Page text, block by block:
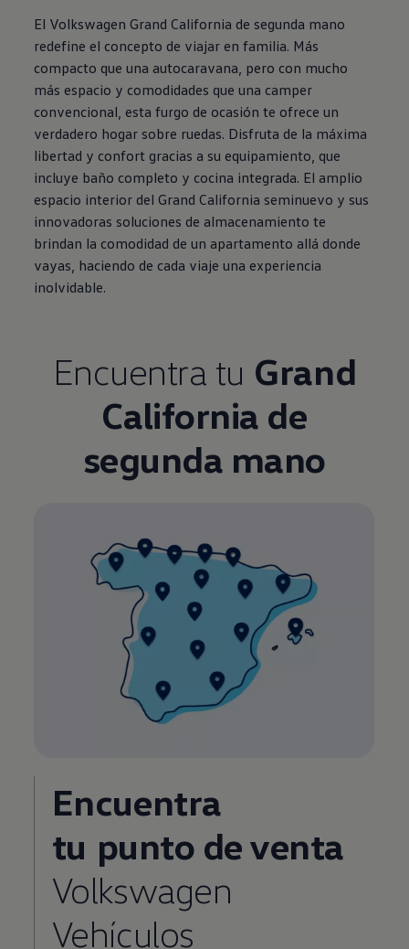
El Volkswagen Grand California de segunda mano
redefine el concepto de viajar en familia. Más
compacto que una autocaravana, pero con mucho
más espacio y comodidades que una camper
convencional, esta furgo de ocasión te ofrece un
verdadero hogar sobre ruedas. Disfruta de la máxima
libertad y confort gracias a su equipamiento, que
incluye baño completo y cocina integrada. El amplio
espacio interior del Grand California seminuevo y sus
innovadoras soluciones de almacenamiento te
brindan la comodidad de un apartamento allá donde
vayas, haciendo de cada viaje una experiencia
inolvidable.
Encuentra tu Grand
California de
segunda mano
Encuentra
tu punto de venta
Volkswagen
Vehículos